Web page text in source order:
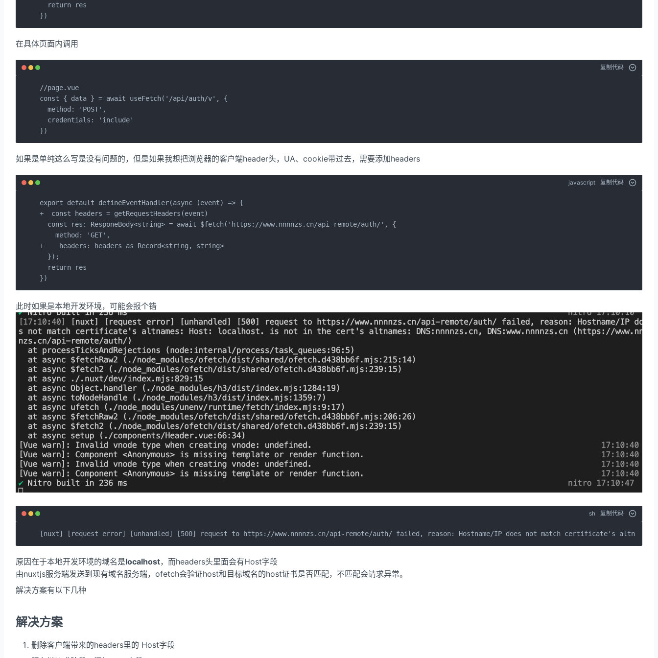
  return res
})
在具体页面内调用
复制代码
//page.vue
const { data } = await useFetch('/api/auth/v', {
  method: 'POST',
  credentials: 'include'
})
如果是单纯这么写是没有问题的，但是如果我想把浏览器的客户端header头，UA、cookie带过去，需要添加headers
javascript 复制代码
export default defineEventHandler(async (event) => {
+  const headers = getRequestHeaders(event)
  const res: ResponeBody<string> = await $fetch('https://www.nnnnzs.cn/api-remote/auth/', {
    method: 'GET',
+    headers: headers as Record<string, string>
  });
  return res
})
此时如果是本地开发环境，可能会报个错
sh 复制代码
[nuxt] [request error] [unhandled] [500] request to https://www.nnnnzs.cn/api-remote/auth/ failed, reason: Hostname/IP does not match certificate's
原因在于本地开发环境的域名是localhost，而headers头里面会有Host字段
由nuxtjs服务端发送到现有域名服务端，ofetch会验证host和目标域名的host证书是否匹配，不匹配会请求异常。
解决方案有以下几种
解决方案
删除客户端带来的headers里的 Host字段